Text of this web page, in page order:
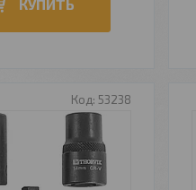
КУПИТЬ
53238